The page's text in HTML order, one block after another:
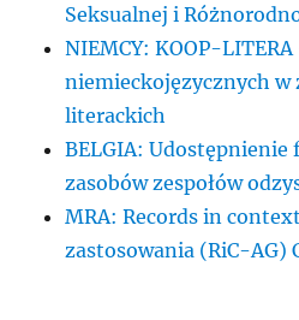
Seksualnej i
NIEMCY: KOOP-
niemieckojęzycznych w
literackich
BELGIA:
zasobów zespołów
MRA: Records in
zastosowania (RiC-AG)